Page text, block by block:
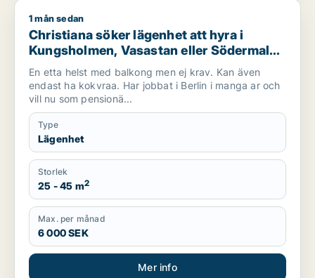
Christiana söker lägenhet att hyra i Kungsholmen, Vasastan
1 mån sedan
Christiana söker lägenhet att hyra i
Kungsholmen, Vasastan eller Södermalm
m.fl.
En etta helst med balkong men ej krav. Kan även
endast ha kokvraa. Har jobbat i Berlin i manga ar och
vill nu som pensionä...
Type
Lägenhet
Storlek
25 - 45 m2
Max. per månad
6 000 SEK
Mer info